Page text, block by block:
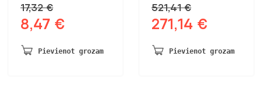
17,32€
Sākotnējā
bija:
8,47 €
ir:
Pievienot grozam
521,41€
Sākotnējā
bija:
271,14 €
ir:
Pievienot grozam